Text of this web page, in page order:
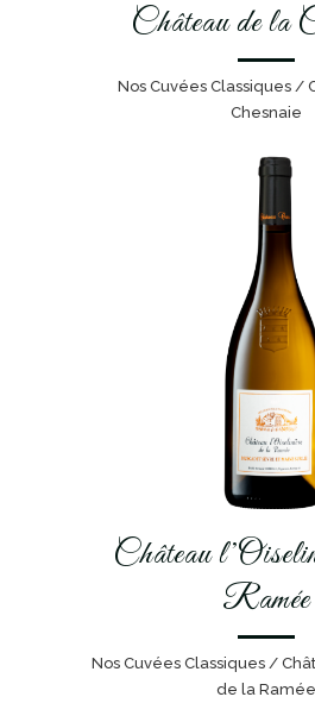
Château de la
Nos Cuvées Classiques /
Chesnaie
Château
Ramée
Nos Cuvées Classiques /
de la Ramée